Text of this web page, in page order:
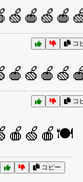
コ
コ
コピー